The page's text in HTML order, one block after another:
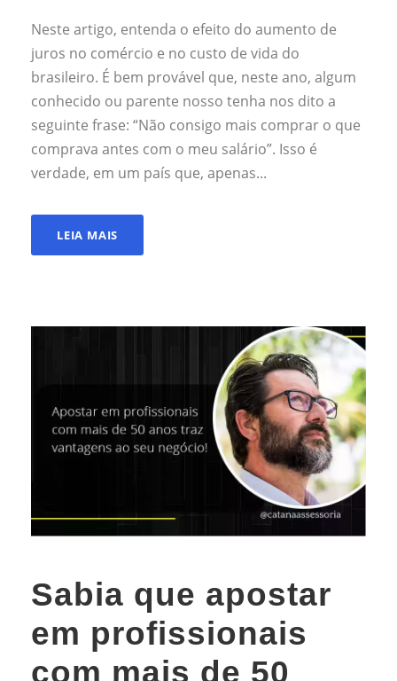
Neste artigo, entenda o efeito do aumento de
juros no comércio e no custo de vida do
brasileiro. É bem provável que, neste ano, algum
conhecido ou parente nosso tenha nos dito a
seguinte frase: “Não consigo mais comprar o que
comprava antes com o meu salário”. Isso é
verdade, em um país que, apenas...
LEIA MAIS
Sabia que apostar
em profissionais
com mais de 50